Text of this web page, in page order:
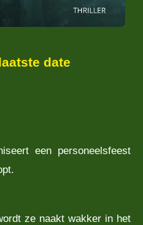
date
een personeelsfeest
ze naakt wakker in het